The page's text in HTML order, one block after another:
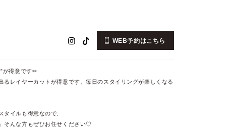
WEB予約はこちら
が得意です✂︎
レイヤーカットが得意です。毎日のスタイリングが楽しくなる
イルも得意なので、
そんな方もぜひお任せください♡